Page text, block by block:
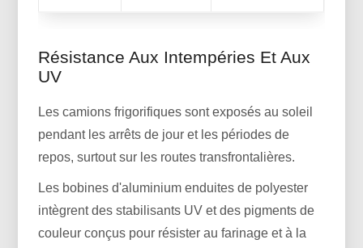
Résistance Aux Intempéries Et Aux
UV
Les camions frigorifiques sont exposés au soleil
pendant les arrêts de jour et les périodes de
repos, surtout sur les routes transfrontalières.
Les bobines d'aluminium enduites de polyester
intègrent des stabilisants UV et des pigments de
couleur conçus pour résister au farinage et à la